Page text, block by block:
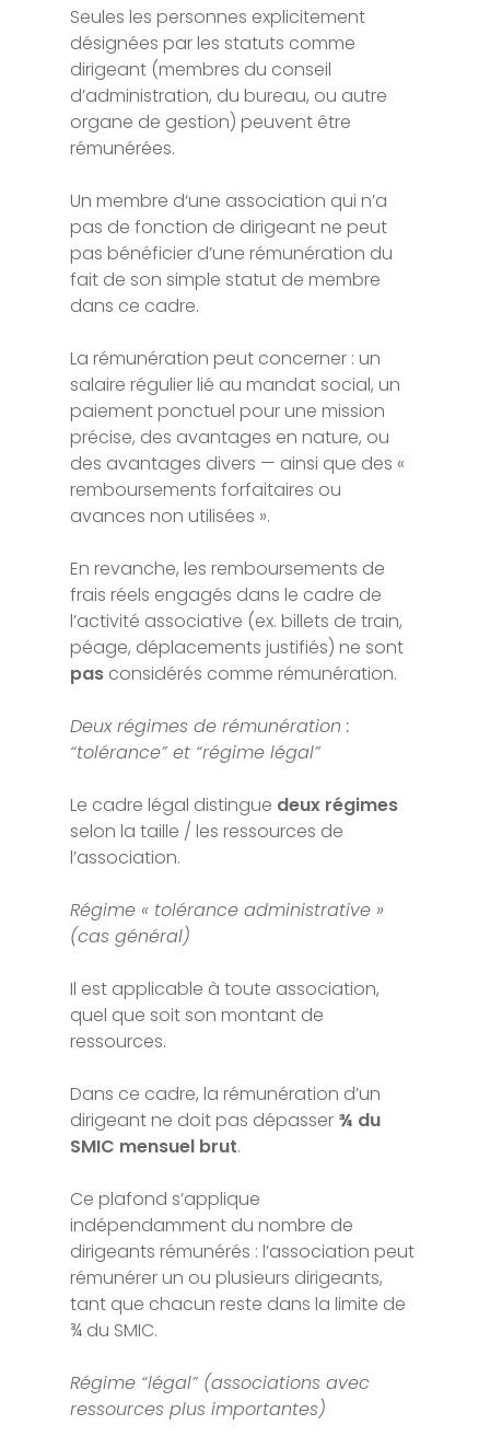
Seules les personnes explicitement
désignées par les statuts comme
dirigeant (membres du conseil
d’administration, du bureau, ou autre
organe de gestion) peuvent être
rémunérées.
Un membre d‘une association qui n’a
pas de fonction de dirigeant ne peut
pas bénéficier d’une rémunération du
fait de son simple statut de membre
dans ce cadre.
La rémunération peut concerner : un
salaire régulier lié au mandat social, un
paiement ponctuel pour une mission
précise, des avantages en nature, ou
des avantages divers — ainsi que des «
remboursements forfaitaires ou
avances non utilisées ».
En revanche, les remboursements de
frais réels engagés dans le cadre de
l’activité associative (ex. billets de train,
péage, déplacements justifiés) ne sont
pas considérés comme rémunération.
Deux régimes de rémunération :
“tolérance” et “régime légal”
Le cadre légal distingue deux régimes
selon la taille / les ressources de
l’association.
Régime « tolérance administrative »
(cas général)
Il est applicable à toute association,
quel que soit son montant de
ressources.
Dans ce cadre, la rémunération d’un
dirigeant ne doit pas dépasser ¾ du
SMIC mensuel brut.
Ce plafond s’applique
indépendamment du nombre de
dirigeants rémunérés : l’association peut
rémunérer un ou plusieurs dirigeants,
tant que chacun reste dans la limite de
¾ du SMIC.
Régime “légal” (associations avec
ressources plus importantes)